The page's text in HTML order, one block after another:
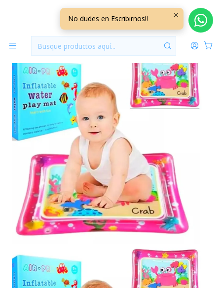
Inicio Jugueteria
Alfombra De Agua Inflable Rosada Rectangular con Caja
No dudes en Escribirnos!!